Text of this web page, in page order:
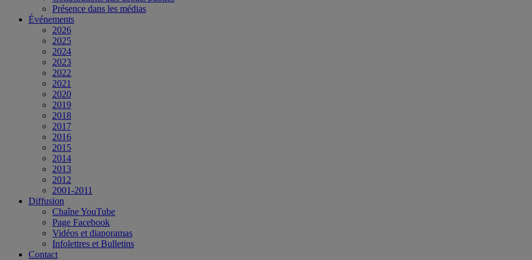
Présence dans les médias
Événements
2026
2025
2024
2023
2022
2021
2020
2019
2018
2017
2016
2015
2014
2013
2012
2001-2011
Diffusion
Chaîne YouTube
Page Facebook
Vidéos et diaporamas
Infolettres et Bulletins
Contact